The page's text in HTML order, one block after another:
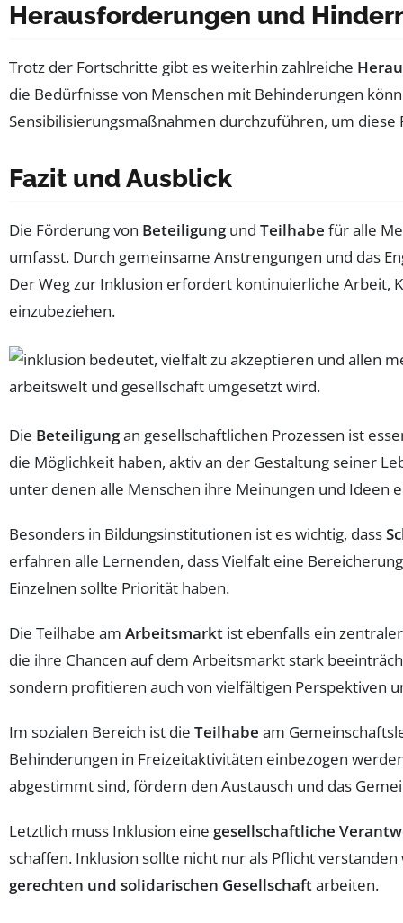
Herausforderungen und
Trotz der Fortschritte gibt es weiterhin zahlreiche
die Bedürfnisse von Menschen mit Behinderungen
Sensibilisierungsmaßnahmen durchzuführen, um
Fazit und Ausblick
Die Förderung von Beteiligungund Teilhabe für alle
umfasst. Durch gemeinsame Anstrengungen und das
Der Weg zur Inklusion erfordert kontinuierliche Arbeit,
einzubeziehen.
Die Beteiligungan gesellschaftlichen Prozessen ist
die Möglichkeit haben, aktiv an der Gestaltung seiner
unter denen alle Menschen ihre Meinungen und Ideen
Besonders in Bildungsinstitutionen ist es wichtig, dass
erfahren alle Lernenden, dass Vielfalt eine
Einzelnen sollte Priorität haben.
Die Teilhabe am Arbeitsmarkt ist ebenfalls ein
die ihre Chancen auf dem Arbeitsmarkt stark
sondern profitieren auch von vielfältigen Perspektiven
Im sozialen Bereich ist die Teilhabe am
Behinderungen in Freizeitaktivitäten einbezogen
abgestimmt sind, fördern den Austausch und das
Letztlich muss Inklusion eine gesellschaftliche
schaffen. Inklusion sollte nicht nur als Pflicht
gerechten und solidarischen Gesellschaftarbeiten.